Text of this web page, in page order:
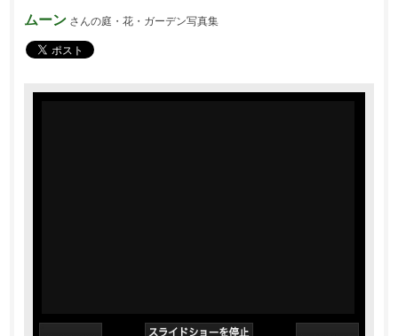
ムーンさんの庭・花・ガーデン写真集